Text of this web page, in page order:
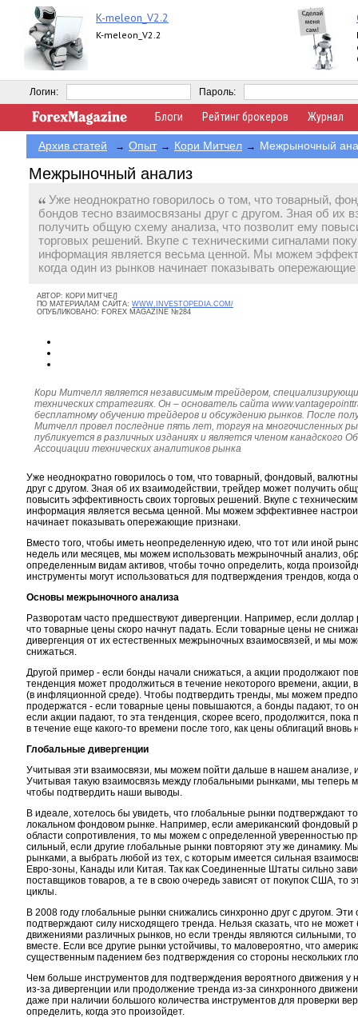
K-meleon_V2.2
K-meleon_V2.2
Логин: Пароль:
Блоги Рейтинг брокеров Журнал
Архив статей → Опыт → Кори Митчел → Межрыночный
Межрыночный анализ
Уже неоднократно говорилось о том, что товарный,
бондов тесно взаимосвязаны друг с другом. Зная об их
получить общую схему анализа, что позволит ему
торговых решений. Вкупе с техническими сигналами
информация является весьма ценной. Мы можем
когда один из рынков начинает показывать
АВТОР: КОРИ МИТЧЕЛ
ПО МАТЕРИАЛАМ САЙТА: WWW.INVESTOPEDIA.COM/
ОПУБЛИКОВАНО: FOREX MAGAZINE №284
Кори Митчелл является независимым трейдером,
технических стратегиях. Он – основатель сайта
бесплатному обучению трейдеров и обсуждению рынков. После
Митчелл провел последние пять лет, торгуя на многочисленных
публикуется в различных изданиях и является членом канадского
Ассоциации технических аналитиков рынка
Уже неоднократно говорилось о том, что товарный, фондовый,
друг с другом. Зная об их взаимодействии, трейдер может получить
повысить эффективность своих торговых решений. Вкупе с
информация является весьма ценной. Мы можем эффективнее
начинает показывать опережающие признаки.
Вместо того, чтобы иметь неопределенную идею, что тот или иной
недель или месяцев, мы можем использовать межрыночный анализ,
определенным видам активов, чтобы точно определить, когда
инструменты могут использоваться для подтверждения трендов, когда
Основы межрыночного анализа
Разворотам часто предшествуют дивергенции. Например, если доллар
что товарные цены скоро начнут падать. Если товарные цены не
дивергенция от их естественных межрыночных взаимосвязей, и мы
снижаться.
Другой пример - если бонды начали снижаться, а акции продолжают
тенденция может продолжиться в течение некоторого времени, акции,
(в инфляционной среде). Чтобы подтвердить тренды, мы можем
продержатся - если товарные цены повышаются, а бонды падают, то
если акции падают, то эта тенденция, скорее всего, продолжится,
в течение еще какого-то времени после того, как цены облигаций
Глобальные дивергенции
Учитывая эти взаимосвязи, мы можем пойти дальше в нашем анализе,
Учитывая такую взаимосвязь между глобальными рынками, мы теперь
чтобы подтвердить наши выводы.
В идеале, хотелось бы увидеть, что глобальные рынки подтверждают
локальном фондовом рынке. Например, если американский фондовый
области сопротивления, то мы можем с определенной уверенностью
сильный, если другие глобальные рынки повторяют эту же динамику.
рынками, а выбрать любой из тех, с которым имеется сильная
Евро-зоны, Канады или Китая. Так как Соединенные Штаты сильно
поставщиков товаров, а те в свою очередь зависят от покупок США, то
циклы.
В 2008 году глобальные рынки снижались синхронно друг с другом.
подтверждают силу нисходящего тренда. Нельзя сказать, что не
движениями различных рынков, но если тренды являются сильными,
вместе. Если все другие рынки устойчивы, то маловероятно, что
существенным падением без подтверждения со стороны нескольких
Чем больше инструментов для подтверждения вероятного движения у
из-за дивергенции или продолжение тренда из-за синхронного
даже при наличии большого количества инструментов для проверки
определить, когда это произойдет.